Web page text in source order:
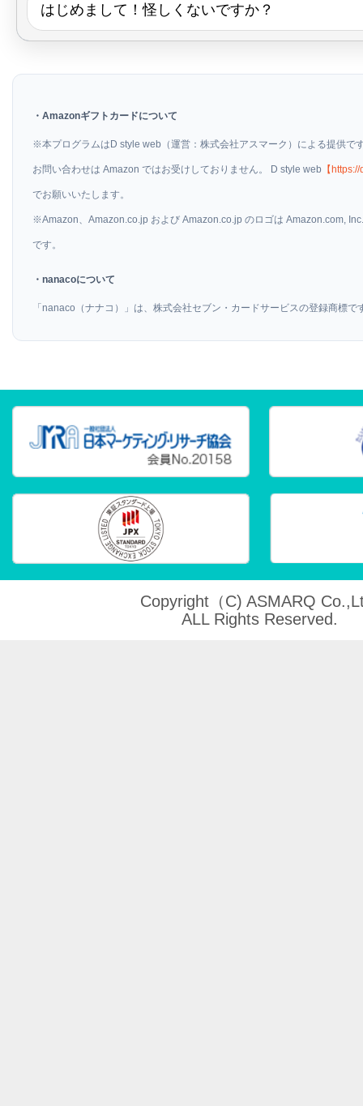
はじめまして！怪しくないですか？
・Amazonギフトカードについて
※本プログラムはD style web（運営：株式会社アスマーク）による提供で
お問い合わせは Amazon ではお受けしておりません。 D style web 【
でお願いいたします。
※Amazon、Amazon.co.jp および Amazon.co.jp のロゴは Amazon.com,
です。
・nanacoについて
「nanaco（ナナコ）」は、株式会社セブン・カードサービスの登録商標で
Copyright（C) ASMARQ
ALL Rights Reserved.